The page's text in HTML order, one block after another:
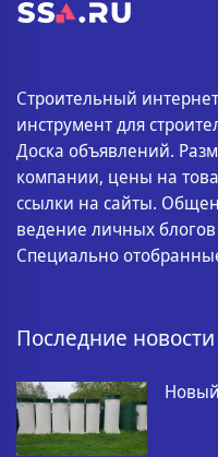
Строительный
инструмент для
Доска объявлений.
компании, цены на
ссылки на сайты.
ведение личных
Специально
Последние новости